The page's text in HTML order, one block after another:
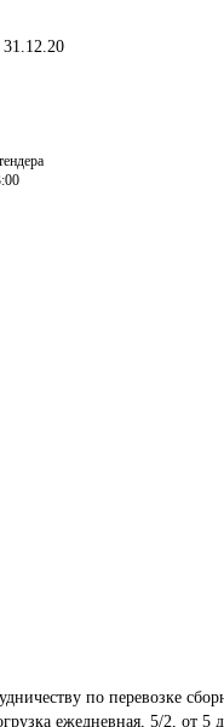
по перевозке
ежедневная, 5/2, от 5